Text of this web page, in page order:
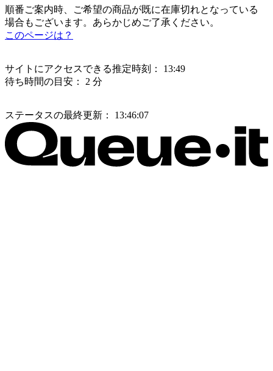
順番ご案内時、ご希望の商品が既に在庫切れとなっている
場合もございます。あらかじめご了承ください。
このページは？
サイトにアクセスできる推定時刻：
13:49
待ち時間の目安：
2 分
ステータスの最終更新： 13:46:07